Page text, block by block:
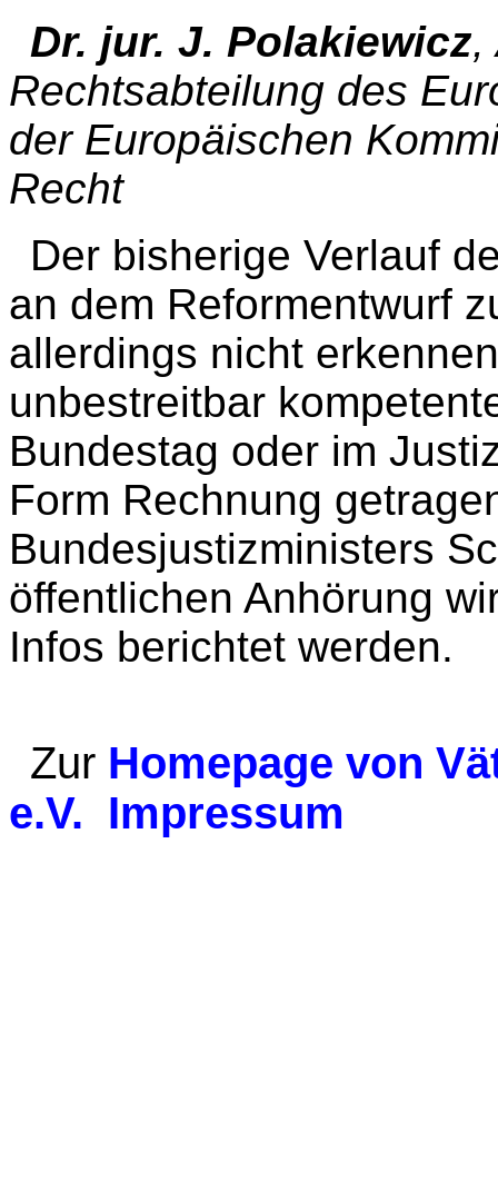
Dr. jur. J. Polakiewicz,
Rechtsabteilung des
der Europäischen
Recht
Der bisherige Verlauf
an dem Reformentwurf
allerdings nicht
unbestreitbar
Bundestag oder im
Form Rechnung
Bundesjustizministers
öffentlichen Anhörung
Infos berichtet werden.
Zur Homepage von
e.V. Impressum